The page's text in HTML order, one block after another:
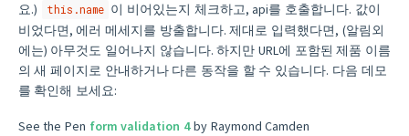
요.)
this.name 이 비어있는지 체크하고, api를 호출합니다. 값이
비었다면, 에러 메세지를 방출합니다. 제대로 입력했다면, (알림외
에는) 아무것도 일어나지 않습니다. 하지만 URL에 포함된 제품 이름
의 새 페이지로 안내하거나 다른 동작을 할 수 있습니다. 다음 데모
를 확인해 보세요:
See the Pen form validation 4by Raymond Camden